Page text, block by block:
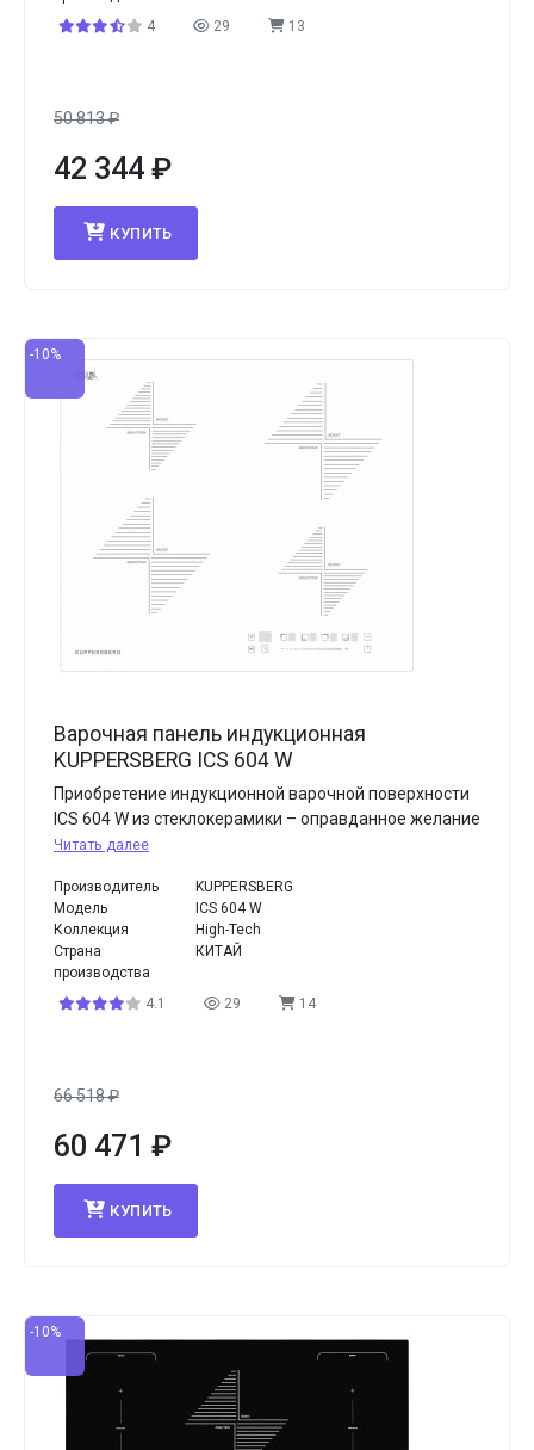
4 29 13
50 813₽
42 344 ₽
КУПИТЬ
-10%
Варочная панель индукционная
KUPPERSBERG ICS 604 W
Приобретение индукционной варочной поверхности
ICS 604 W из стеклокерамики – оправданное желание
Читать далее
Производитель
KUPPERSBERG
Модель
ICS 604 W
Коллекция
High-Tech
Страна
производства
КИТАЙ
4.1 29 14
66 518₽
60 471 ₽
КУПИТЬ
-10%